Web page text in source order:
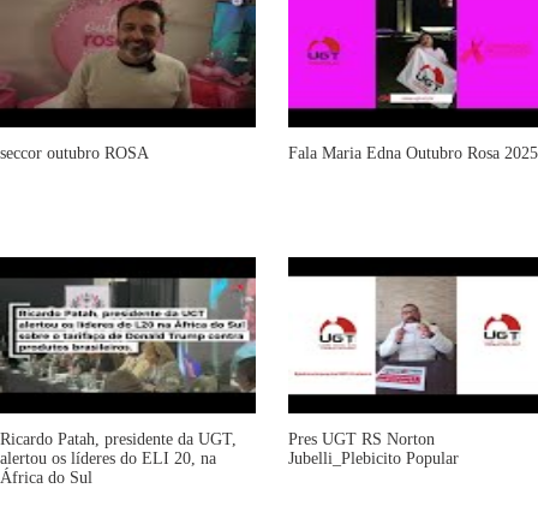
seccor outubro ROSA Fala Maria Edna Outubro Rosa 2025
Ricardo Patah, presidente da UGT,
alertou os líderes do ELI 20, na
África do Sul
Pres UGT RS Norton
Jubelli_Plebicito Popular